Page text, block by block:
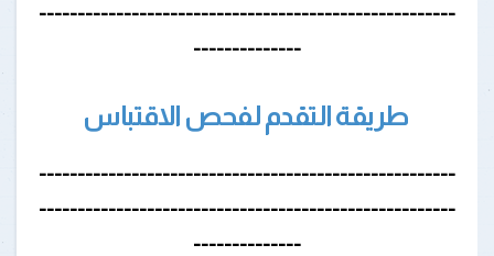
------------------------------------------------------
--------------
طريقة التقدم لفحص الاقتباس
------------------------------------------------------
------------------------------------------------------
--------------